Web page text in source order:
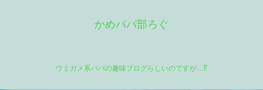
かめパパ部ろぐ
ウミガメ系パパの趣味ブログらしいのですが…⁉